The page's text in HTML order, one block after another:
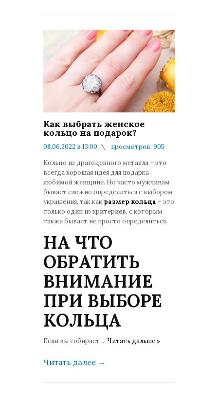
Как выбрать женское
кольцо на подарок?
08.06.2022 в 13:00
просмотров: 905
Кольцо из драгоценного металла – это
всегда хорошая идея для подарка
любимой женщине. Но часто мужчинам
бывает сложно определиться с выбором
украшения, так как размер кольца – это
только один из критериев, с которым
также бывает не просто определиться.
НА ЧТО
ОБРАТИТЬ
ВНИМАНИЕ
ПРИ ВЫБОРЕ
КОЛЬЦА
Если вы собирает ... Читать дальше »
Читать далее →